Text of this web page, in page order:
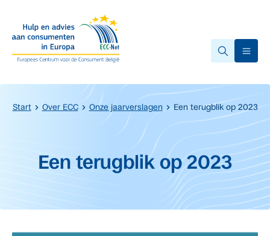
Start Over ECC Onze jaarverslagen Een terugblik op 2023
Start van de hoofdinhoud
Een terugblik op 2023